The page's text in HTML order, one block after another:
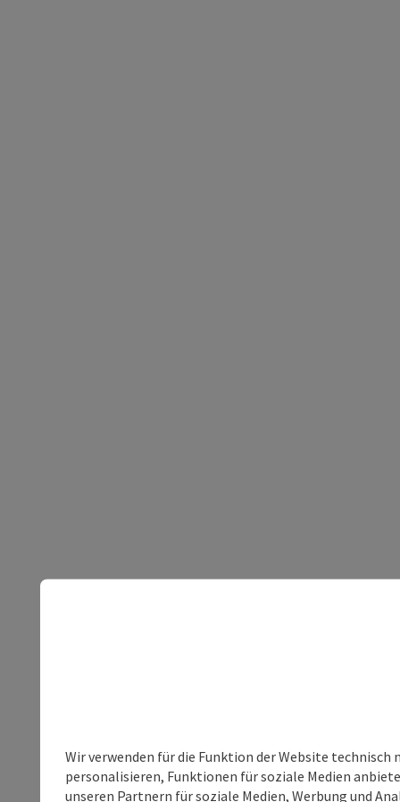
Wir verwenden für die Funktion der Website
personalisieren, Funktionen für soziale Medien
unseren Partnern für soziale Medien, Werbung und